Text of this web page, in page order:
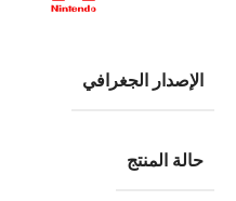
الإصدار الجغرافي
حالة المنتج